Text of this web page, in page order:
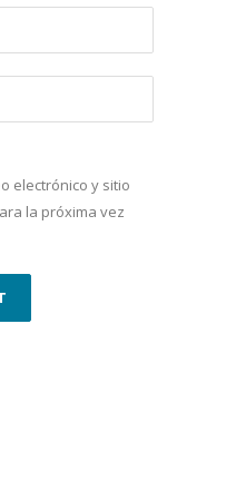
electrónico y sitio
la próxima vez